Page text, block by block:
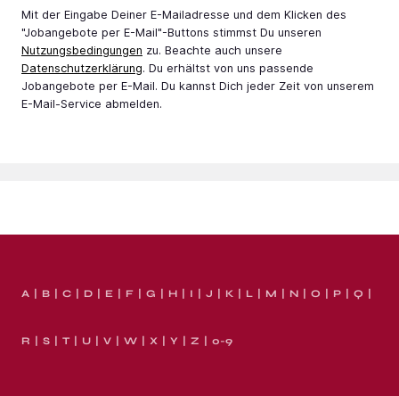
Mit der Eingabe Deiner E-Mail­adresse und dem Klicken des
"Jobangebote per E-Mail"-Buttons stimmst Du unseren
Nutzungsbedingungen zu. Beachte auch unsere
Datenschutzerklärung. Du erhältst von uns passende
Jobangebote per E-Mail. Du kannst Dich jeder Zeit von unserem
E-Mail-Service abmelden.
A B C D E F G H I J K L M N O P Q
R S T U V W X Y Z 0-9